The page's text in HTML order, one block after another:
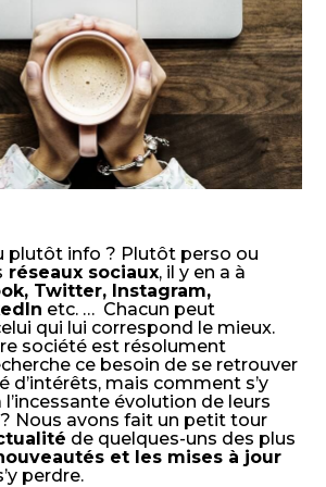
plutôt info ? Plutôt perso ou
réseaux sociaux, il y en a à
Twitter, Instagram,
etc. … Chacun peut
qui lui correspond le mieux.
société est résolument
ce besoin de se retrouver
d’intérêts, mais comment s’y
évolution de leurs
Nous avons fait un petit tour
de quelques-uns des plus
et les mises à jour
perdre.